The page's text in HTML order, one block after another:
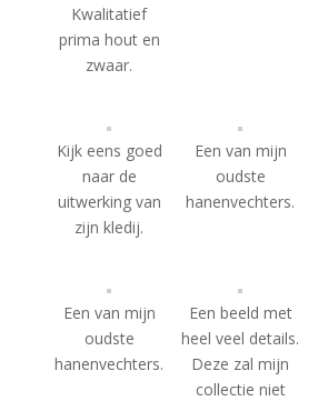
Kwalitatief
prima hout en
zwaar.
Kijk eens goed
naar de
uitwerking van
zijn kledij.
Een van mijn
oudste
hanenvechters.
Een van mijn
oudste
hanenvechters.
Een beeld met
heel veel details.
Deze zal mijn
collectie niet